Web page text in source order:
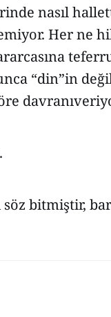
nasıl
Her ne
“din”in
bitmiştir,